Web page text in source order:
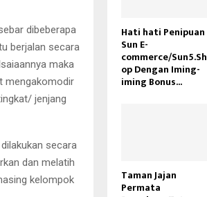
dibeberapa
berjalan secara
maka
mengakomodir
jenjang
secara
dan melatih
kelompok
Hati hati Penipuan
Sun E-
commerce/Sun5.Sh
op Dengan Iming-
iming Bonus...
Taman Jajan
Permata